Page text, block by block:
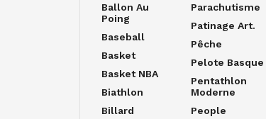
Ballon Au
Poing
Baseball
Basket
Basket NBA
Biathlon
Billard
Parachutisme
Patinage Art.
Pêche
Pelote Basque
Pentathlon
Moderne
People